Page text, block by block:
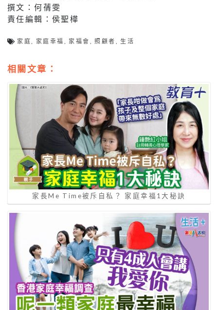
撰文：何蒨雯
責任編輯：侯聖樺
家庭 家庭幸福 家福會 照顧者 生活
相關文章：
家長Me Time被斥自私？ 家庭幸福1大秘訣